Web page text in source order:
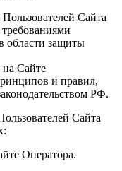
Сайта
требованиями
области защиты
на Сайте
и правил,
РФ.
Сайта
Оператора.